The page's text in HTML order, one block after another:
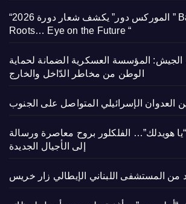
“الموركس دور” يكشف شعار دورة 2026 ” Back to the
Roots… Eye on the Future “
الجيش: المؤسسة العسكرية الضمانة لحماية
الوطن من مخاطر الدّاخل والخارج
العدوان الإسرائيلي المتواصل على الجنوب
هويدلك”… الفلكلور بروح معاصرة ورسالة
إلى الأجيال الجديدة
من المستشفى اللبناني الإيطالي زار خريس